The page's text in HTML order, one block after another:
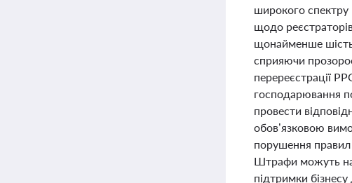
широкого спектру
щодо
щонайменше
сприяючи
перереєстрації
господарювання
провести
обов’язковою
порушення правил
Штрафи можуть
підтримки